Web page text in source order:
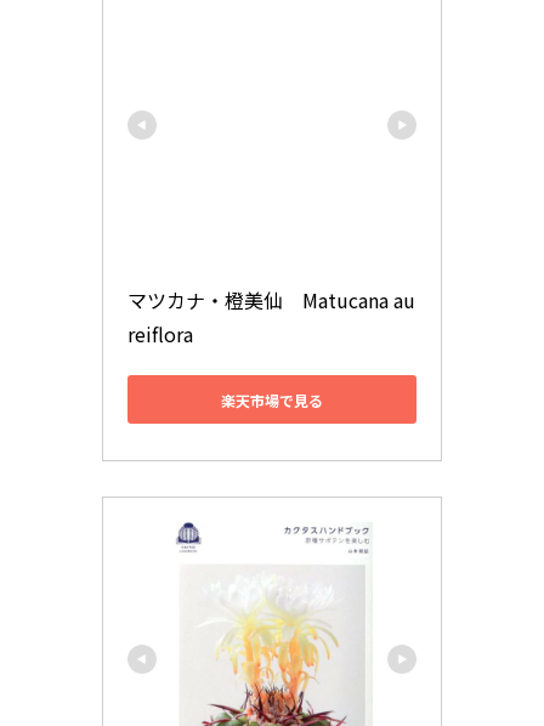
マツカナ・橙美仙　Matucana au
reiflora
楽天市場で見る